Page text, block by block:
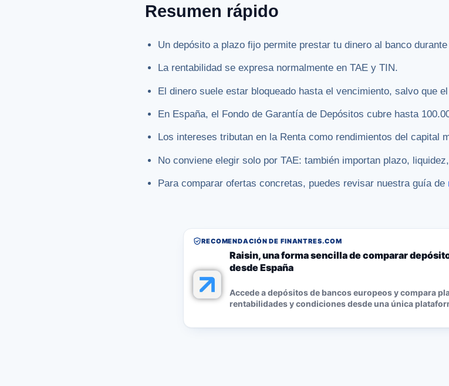
Resumen rápido
Un depósito a plazo fijo permite prestar tu dinero al banco
La rentabilidad se expresa normalmente en TAE y TIN.
El dinero suele estar bloqueado hasta el vencimiento, salvo que
En España, el Fondo de Garantía de Depósitos cubre hasta
Los intereses tributan en la Renta como rendimientos del capital
No conviene elegir solo por TAE: también importan plazo,
Para comparar ofertas concretas, puedes revisar nuestra guía de
RECOMENDACIÓN DE FINANTRES.COM
Raisin, una forma sencilla de comparar
desde España
Accede a depósitos de bancos europeos y compara
rentabilidades y condiciones desde una única